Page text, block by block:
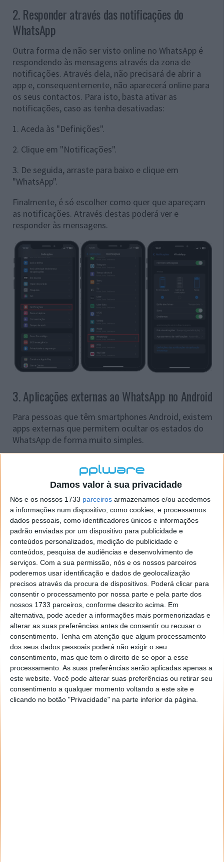
Damos valor à sua privacidade
Nós e os nossos 1733 parceiros armazenamos e/ou acedemos
a informações num dispositivo, como cookies, e processamos
dados pessoais, como identificadores únicos e informações
padrão enviadas por um dispositivo para publicidade e
conteúdos personalizados, medição de publicidade e
conteúdos, pesquisa de audiências e desenvolvimento de
serviços. Com a sua permissão, nós e os nossos parceiros
poderemos usar identificação e dados de geolocalização
precisos através da procura de dispositivos. Poderá clicar para
consentir o processamento por nossa parte e pela parte dos
nossos 1733 parceiros, conforme descrito acima. Em
alternativa, pode aceder a informações mais pormenorizadas e
alterar as suas preferências antes de consentir ou recusar o
consentimento. Tenha em atenção que algum processamento
dos seus dados pessoais poderá não exigir o seu
consentimento, mas que tem o direito de se opor a esse
processamento. As suas preferências serão aplicadas apenas a
este website. Você pode alterar suas preferências ou retirar seu
consentimento a qualquer momento voltando a este site e
clicando no botão "Privacidade" na parte inferior da página.
2. Responder através das notificações do
WhatsApp
Outra forma de não ser visto online no WhatsApp é
respondendo às mensagens através da zona de
notificações. Através dela, não precisará de abrir a
app e, consequentemente, não aparecerá online para
os seus contactos. Para isto, basta ativar as
notificações, caso as tenha desativadas:
1. Aceda às "Definições".
2. Clique em "Notificações".
3. De seguida, arraste para baixo e clique em
"WhatsApp".
Finalmente, é só escolher como quer que apareçam
as notificações. Através destas poderá ver e
responder às mensagens.
3. Aplicações externas ao WhatsApp no Android
Para pessoas que têm smartphones Android, existem
apps externas que permitem ocultar os estados do
WhatsApp de forma muito simples.
Flychatoferece uma forma de ler as mensagens
dos seus contactos. Esta app "sobrepõe-se" a outras
e desta forma o utilizador consegue ler as
mensagens sem que do outro lado se apercebam que
o fez.
Unseen
OUnseenpermite que responda às mensagens sem
aparecer online. Este também tem a opção de
resposta direta através das notificações.